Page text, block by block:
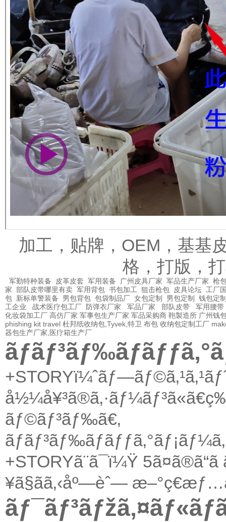
加工，贴牌，OEM，基基
格，打版，
军勤特种装备 皮革皮套 军用装备 广州皮具厂家 军品生产厂家 枪
家 部队皮带哪里有卖 军用背包 书包加工 狙击枪包 皮具论坛 工厂
包 新标单警装备 男包背包 包袋制品厂 女包定制 男包定制
钱包定
工企业
战术医疗包工厂 防弹衣厂家 军品厂家 部队皮带
军用腰带
化妆袋加工厂 高仿厂家 军事包生产厂家 军品采购商 鞄製造所 广州钱
phishing kit travel 杜邦纸收纳包,Tyvek,特卫 布包 收纳包定制工厂
器包生产厂家,医疗箱生产厂
ãƒ©ãƒ³ãƒ‰ã€‚
+STORYã¨ã¯ï¼Ÿ 5ã¤ã®ã“ã
¥ã§ãã‚‹åº—èˆ—